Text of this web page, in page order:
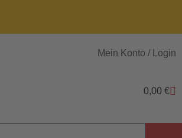
Mein Konto / Login
0,00 €